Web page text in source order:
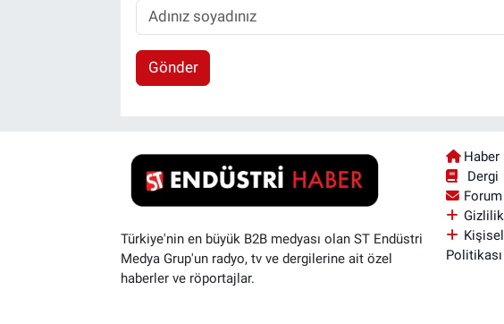
Gönder
Türkiye'nin en büyük B2B medyası olan ST Endüstri
Medya Grup'un radyo, tv ve dergilerine ait özel
haberler ve röportajlar.
Haber
Dergi
Forum
Politikası